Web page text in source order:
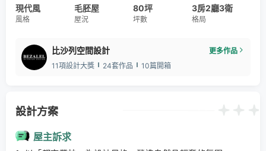
現代風
風格
毛胚屋
屋況
80坪
坪數
3房2廳3衛
格局
比沙列空間設計
更多作品
11項設計大獎
24套作品 10篇開箱
設計方案
屋主訴求